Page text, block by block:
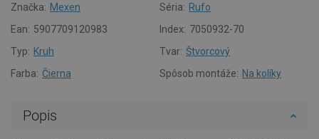
Značka: Mexen Séria: Rufo
Ean: 5907709120983 Index: 7050932-70
Typ: Kruh Tvar: Štvorcový
Farba: Čierna Spôsob montáže: Na kolíky
Popis